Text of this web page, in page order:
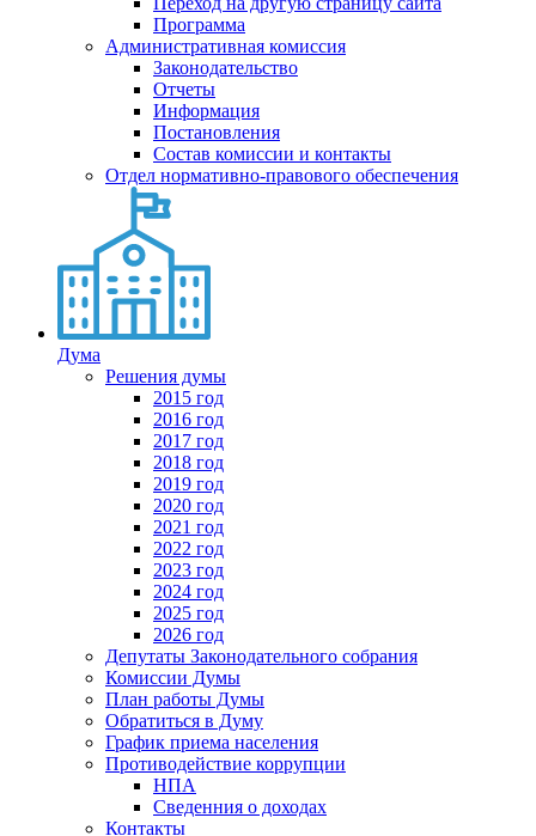
Программа
Административная комиссия
Законодательство
Отчеты
Информация
Постановления
Состав комиссии и контакты
Отдел нормативно-правового обеспечения
Дума
Решения думы
2015 год
2016 год
2017 год
2018 год
2019 год
2020 год
2021 год
2022 год
2023 год
2024 год
2025 год
2026 год
Депутаты Законодательного собрания
Комиссии Думы
План работы Думы
Обратиться в Думу
График приема населения
Противодействие коррупции
НПА
Сведенния о доходах
Контакты